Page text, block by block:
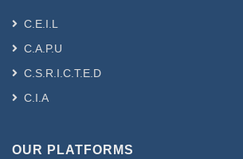
C.E.I.L
C.A.P.U
C.S.R.I.C.T.E.D
C.I.A
OUR PLATFORMS